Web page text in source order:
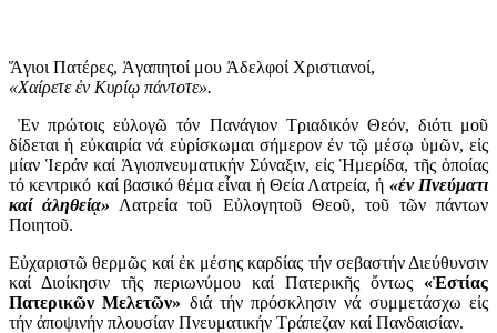
Ἅγιοι Πατέρες, Ἀγαπητοί μου Ἀδελφοί Χριστιανοί,
«Χαίρετε ἐν Κυρίῳ πάντοτε».
Ἐν πρώτοις εὐλογῶ τόν Πανάγιον Τριαδικόν Θεόν, διότι μοῦ
δίδεται ἡ εὐκαιρία νά εὑρίσκωμαι σήμερον ἐν τῷ μέσῳ ὑμῶν, εἰς
μίαν Ἱεράν καί Ἁγιοπνευματικήν Σύναξιν, εἰς Ἡμερίδα, τῆς ὁποίας
τό κεντρικό καί βασικό θέμα εἶναι ἡ Θεία Λατρεία, ἡ «ἐν Πνεύματι
καί ἀληθείᾳ» Λατρεία τοῦ Εὐλογητοῦ Θεοῦ, τοῦ τῶν πάντων
Ποιητοῦ.
Εὐχαριστῶ θερμῶς καί ἐκ μέσης καρδίας τήν σεβαστήν Διεύθυνσιν
καί Διοίκησιν τῆς περιωνύμου καί Πατερικῆς ὄντως «Ἑστίας
Πατερικῶν Μελετῶν» διά τήν πρόσκλησιν νά συμμετάσχω εἰς
τήν ἀποψινήν πλουσίαν Πνευματικήν Τράπεζαν καί Πανδαισίαν.